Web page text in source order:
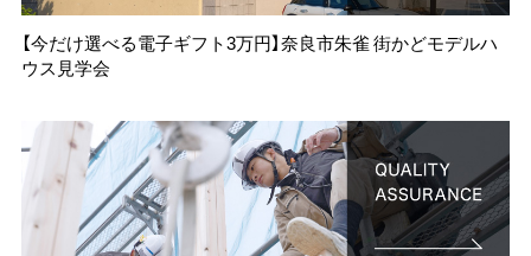
【今だけ選べる電子ギフト3万円】奈良市朱雀 街かどモデルハ
ウス見学会